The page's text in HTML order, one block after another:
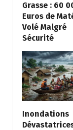
Grasse : 60
Euros de
Volé Malgré
Sécurité
Inondations